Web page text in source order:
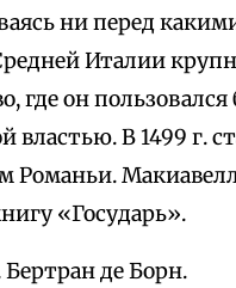
ни перед
Италии
где он
властью. В 1499 г.
Романьи.
«Государь».
де Борн.